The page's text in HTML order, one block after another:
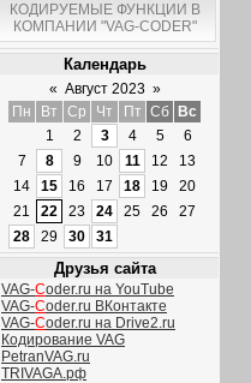
КОДИРУЕМЫЕ ФУНКЦИИ В
КОМПАНИИ "VAG-CODER"
Календарь
« Август 2023 »
Пн
Вт Ср Чт Пт Сб
Вс
1
2 3 4 5
6
7
8 9 10 11 12
13
14
15 16 17 18 19
20
21
22 23 24 25 26
27
28
29 30 31
Друзья сайта
VAG-Coder.ru на YouTube
VAG-Coder.ru ВКонтакте
VAG-Coder.ru на Drive2.ru
Кодирование VAG
PetranVAG.ru
TRIVAGA.рф